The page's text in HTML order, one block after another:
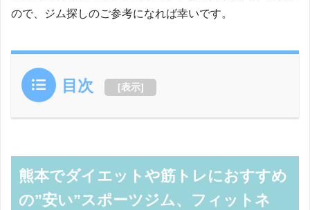
ので、ジム探しのご参考になれば幸いです。
目次 [表示]
熊本でダイエットや筋トレにおすすめ
の”安い”スポーツジム、フィットネ